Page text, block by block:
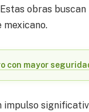
obras
con mayor